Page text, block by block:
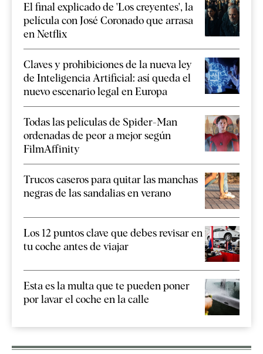
El final explicado de 'Los creyentes', la
película con José Coronado que arrasa
en Netflix
Claves y prohibiciones de la nueva ley
de Inteligencia Artificial: así queda el
nuevo escenario legal en Europa
Todas las películas de Spider-Man
ordenadas de peor a mejor según
FilmAffinity
Trucos caseros para quitar las manchas
negras de las sandalias en verano
Los 12 puntos clave que debes revisar en
tu coche antes de viajar
Esta es la multa que te pueden poner
por lavar el coche en la calle